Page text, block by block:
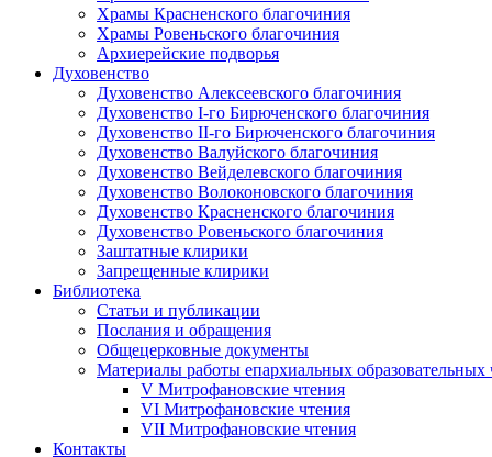
Храмы Красненского благочиния
Храмы Ровеньского благочиния
Архиерейские подворья
Духовенство
Духовенство Алексеевского благочиния
Духовенство I-го Бирюченского благочиния
Духовенство II-го Бирюченского благочиния
Духовенство Валуйского благочиния
Духовенство Вейделевского благочиния
Духовенство Волоконовского благочиния
Духовенство Красненского благочиния
Духовенство Ровеньского благочиния
Заштатные клирики
Запрещенные клирики
Библиотека
Статьи и публикации
Послания и обращения
Общецерковные документы
Материалы работы епархиальных образовательных
V Митрофановские чтения
VI Митрофановские чтения
VII Митрофановские чтения
Контакты